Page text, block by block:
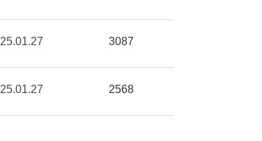
25.01.27 3087
25.01.27 2568